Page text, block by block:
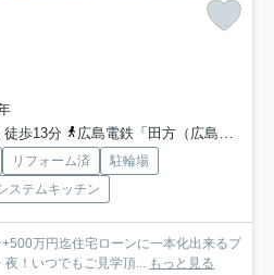
徒歩13分
広島電鉄「田方（広島県）」バス停下車 徒歩1分
リフォーム済
駐輪場
ステムキッチン
万円迄住宅ローンに一本化出来るプ
・夜！いつでもご見学頂... もっと見る